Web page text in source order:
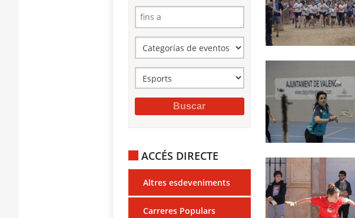
ACCÉS DIRECTE
Altres esdeveniments
Carreres Populars